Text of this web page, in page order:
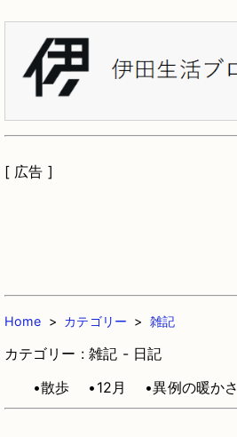
[ 広告 ]
Home > カテゴリー > 雑記
カテゴリー : 雑記 - 日記
•散歩
•12月 •異例の暖かさ